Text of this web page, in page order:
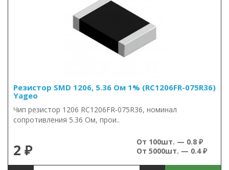
Резистор SMD 1206, 5.36 Ом 1% (RC1206FR-075R36)
Yageo
Чип резистор 1206 RC1206FR-075R36, номинал
сопротивления 5.36 Ом, прои..
2 ₽
От 100шт. — 0.8 ₽
От 5000шт. — 0.4 ₽